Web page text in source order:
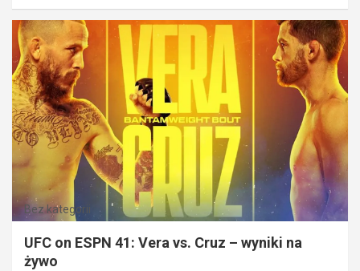
Bez kategorii
UFC on ESPN 41: Vera vs. Cruz – wyniki na
żywo